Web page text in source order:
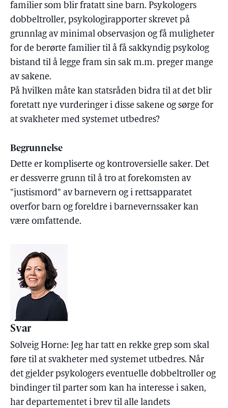
familier som blir fratatt sine barn. Psykologers
dobbeltroller, psykologirapporter skrevet på
grunnlag av minimal observasjon og få muligheter
for de berørte familier til å få sakkyndig psykolog
bistand til å legge fram sin sak m.m. preger mange
av sakene.
På hvilken måte kan statsråden bidra til at det blir
foretatt nye vurderinger i disse sakene og sørge for
at svakheter med systemet utbedres?
Begrunnelse
Dette er kompliserte og kontroversielle saker. Det
er dessverre grunn til å tro at forekomsten av
"justismord" av barnevern og i rettsapparatet
overfor barn og foreldre i barnevernssaker kan
være omfattende.
Svar
Solveig Horne: Jeg har tatt en rekke grep som skal
føre til at svakheter med systemet utbedres. Når
det gjelder psykologers eventuelle dobbeltroller og
bindinger til parter som kan ha interesse i saken,
har departementet i brev til alle landets